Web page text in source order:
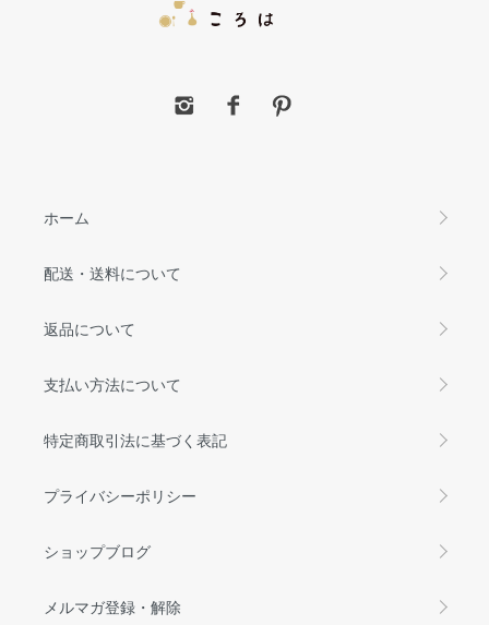
ホーム
配送・送料について
返品について
支払い方法について
特定商取引法に基づく表記
プライバシーポリシー
ショップブログ
メルマガ登録・解除